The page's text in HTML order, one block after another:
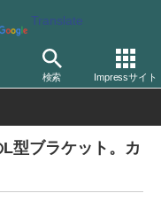
Translate
検索 Impressサイト
ラ OMDS/オリンパス
型ブラケット。カ